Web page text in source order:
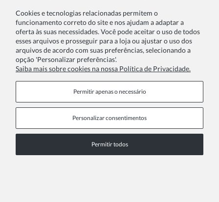
68,00 €
Cookies e tecnologias relacionadas permitem o
funcionamento correto do site e nos ajudam a adaptar a
oferta às suas necessidades. Você pode aceitar o uso de todos
esses arquivos e prosseguir para a loja ou ajustar o uso dos
arquivos de acordo com suas preferências, selecionando a
opção 'Personalizar preferências'.
Saiba mais sobre cookies na nossa Política de Privacidade.
Permitir apenas o necessário
Personalizar consentimentos
Permitir todos